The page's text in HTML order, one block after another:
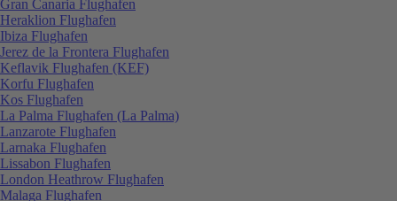
Gran Canaria Flughafen
Heraklion Flughafen
Ibiza Flughafen
Jerez de la Frontera Flughafen
Keflavik Flughafen (KEF)
Korfu Flughafen
Kos Flughafen
La Palma Flughafen (La Palma)
Lanzarote Flughafen
Larnaka Flughafen
Lissabon Flughafen
London Heathrow Flughafen
Malaga Flughafen